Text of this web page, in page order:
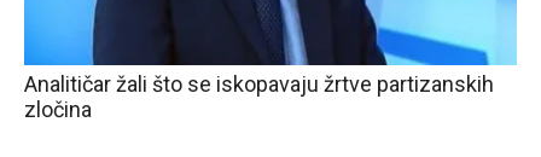
Analitičar žali što se iskopavaju žrtve partizanskih
zločina